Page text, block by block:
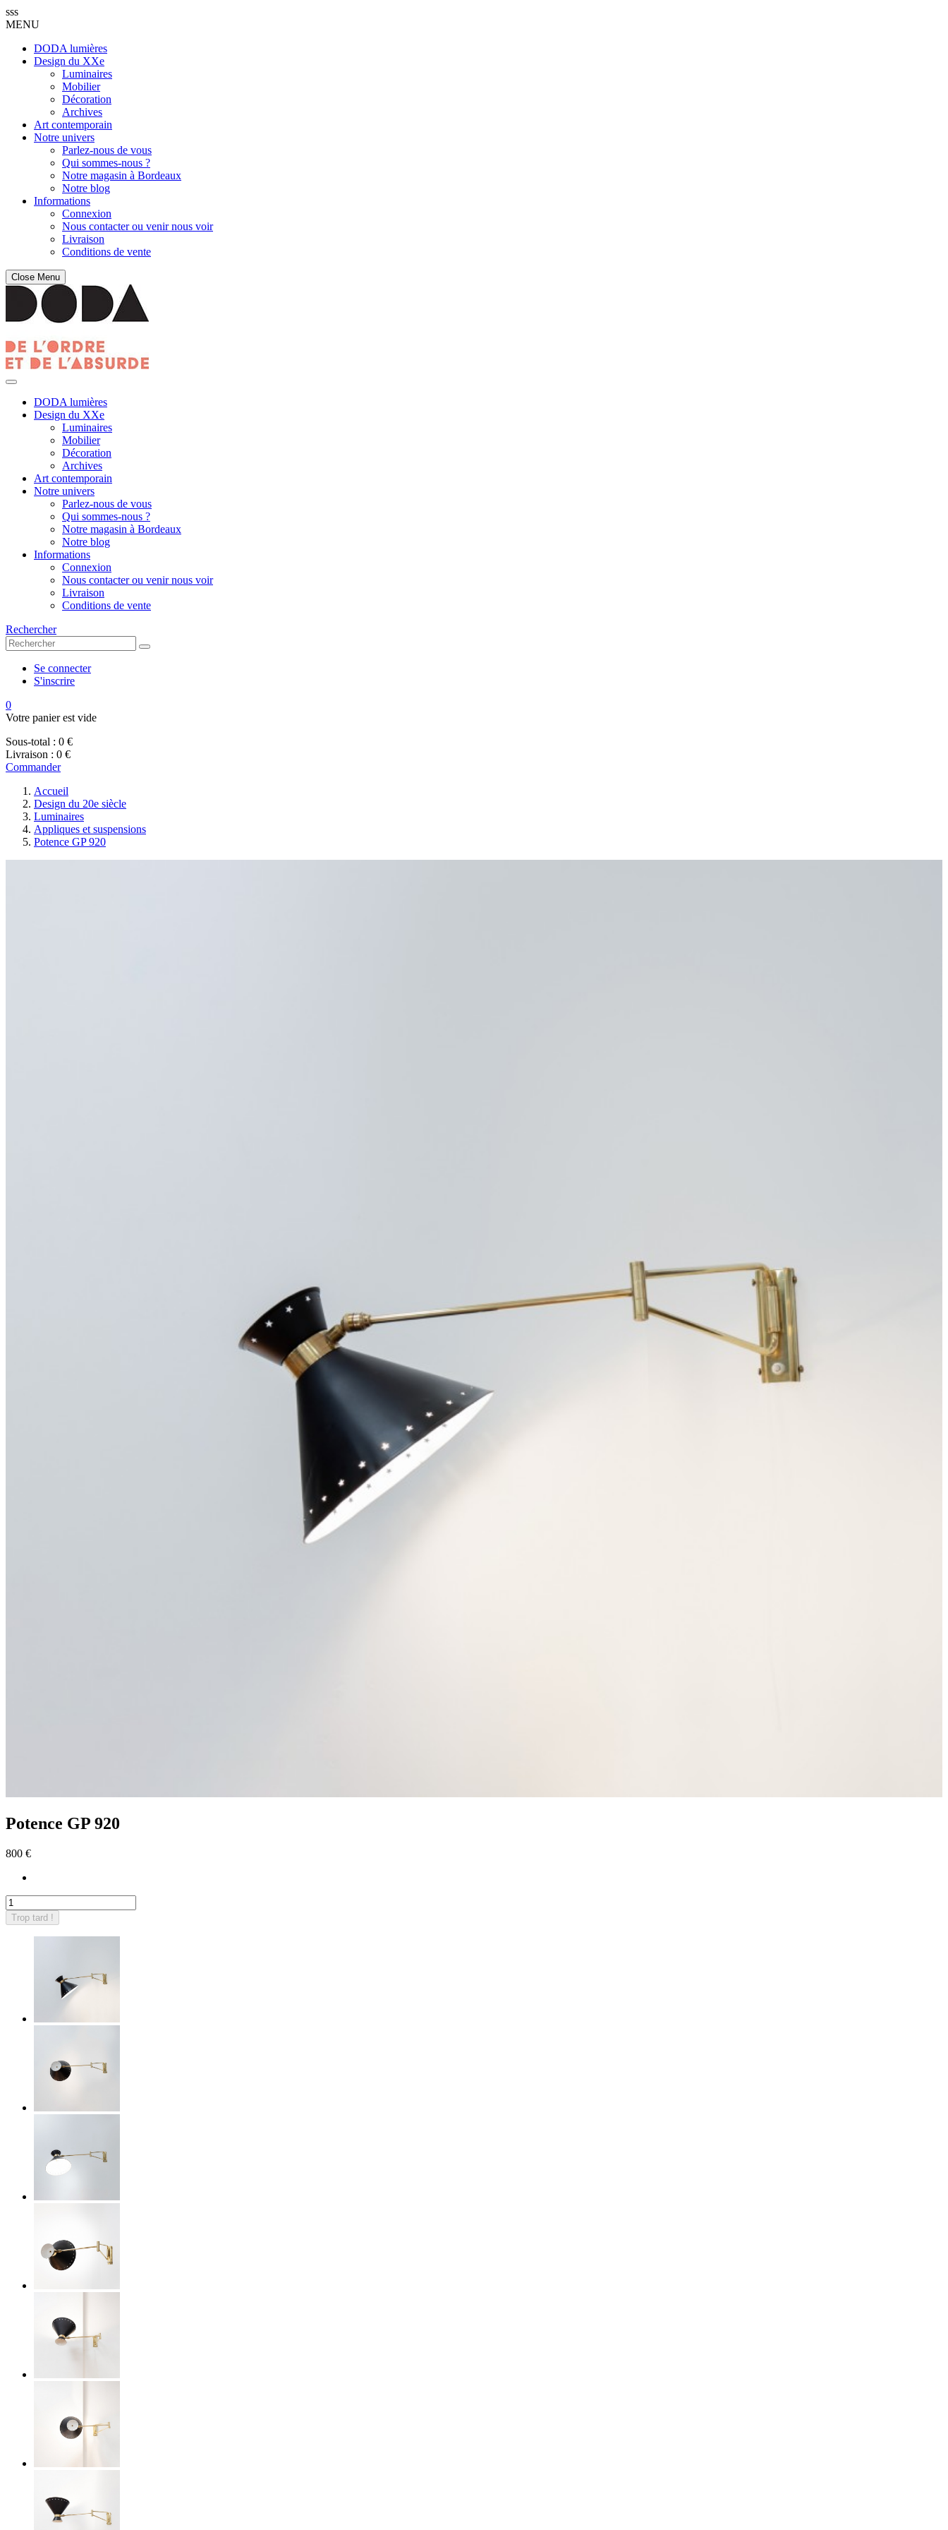
sss
MENU
DODA lumières
Design du XXe
Luminaires
Mobilier
Décoration
Archives
Art contemporain
Notre univers
Parlez-nous de vous
Qui sommes-nous ?
Notre magasin à Bordeaux
Notre blog
Informations
Connexion
Nous contacter ou venir nous voir
Livraison
Conditions de vente
Close Menu
DODA lumières
Design du XXe
Luminaires
Mobilier
Décoration
Archives
Art contemporain
Notre univers
Parlez-nous de vous
Qui sommes-nous ?
Notre magasin à Bordeaux
Notre blog
Informations
Connexion
Nous contacter ou venir nous voir
Livraison
Conditions de vente
Rechercher
Se connecter
S'inscrire
0
Votre panier est vide
Sous-total : 0 €
Livraison : 0 €
Commander
Accueil
Design du 20e siècle
Luminaires
Appliques et suspensions
Potence GP 920
Potence GP 920
800 €
Trop tard !